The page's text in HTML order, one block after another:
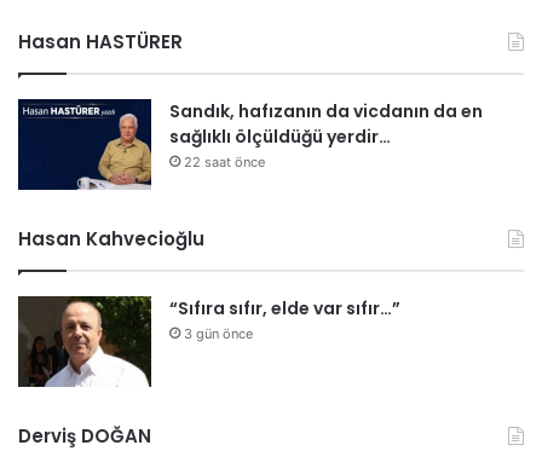
Hasan HASTÜRER
Sandık, hafızanın da vicdanın da en
sağlıklı ölçüldüğü yerdir…
22 saat önce
Hasan Kahvecioğlu
“Sıfıra sıfır, elde var sıfır…”
3 gün önce
Derviş DOĞAN